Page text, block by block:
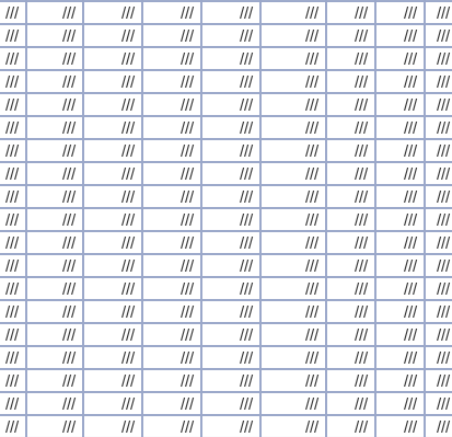
/// /// /// /// /// /// /// /// ///
/// /// /// /// /// /// /// ///
///
/// /// /// /// /// /// /// ///
///
/// /// /// /// /// /// /// /// ///
/// /// /// /// /// /// /// ///
///
/// /// /// /// /// /// /// ///
///
/// /// /// /// /// /// /// /// ///
/// /// /// /// /// /// /// ///
///
/// /// /// /// /// /// /// ///
///
/// /// /// /// /// /// /// /// ///
/// /// /// /// /// /// /// ///
///
/// /// /// /// /// /// /// ///
///
/// /// /// /// /// /// /// /// ///
/// /// /// /// /// /// /// ///
///
/// /// /// /// /// /// /// ///
///
/// /// /// /// /// /// /// /// ///
/// /// /// /// /// /// /// ///
///
/// /// /// /// /// /// /// ///
///
/// /// /// /// /// /// /// /// ///